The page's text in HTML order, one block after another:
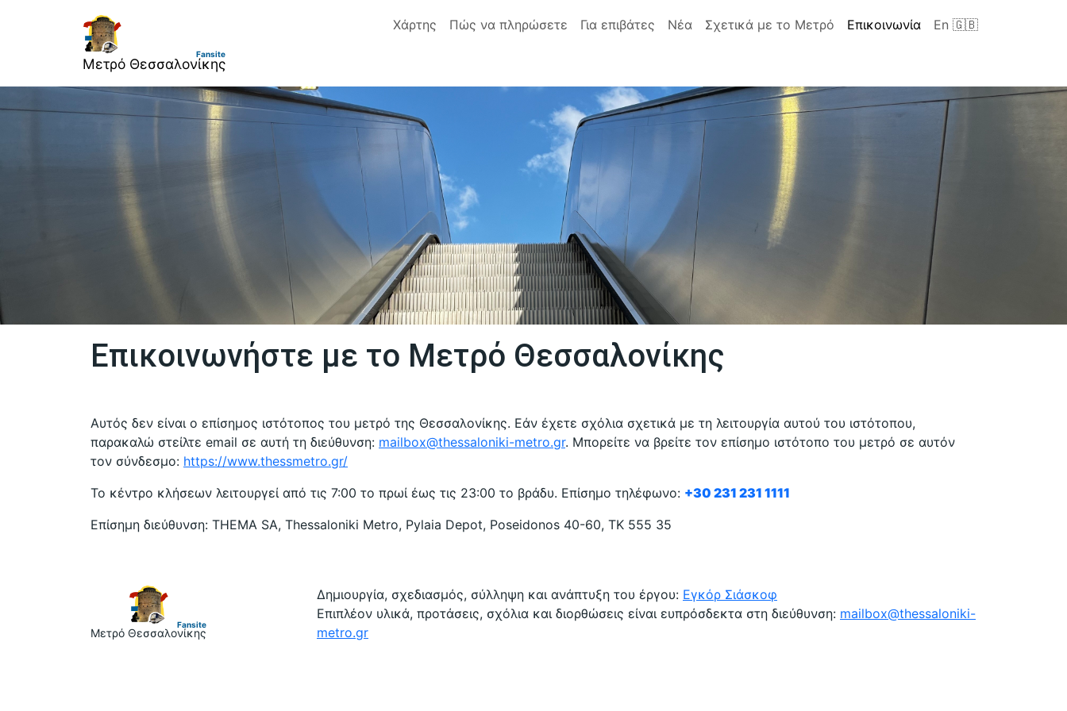
Μετρό Θεσσαλονίκης
Χάρτης Πώς να πληρώσετε Για επιβάτες Νέα Σχετικά με το Μετρό Επικοινωνία En 🇬🇧
Επικοινωνήστε με το Μετρό Θεσσαλονίκης
Αυτός δεν είναι ο επίσημος ιστότοπος του μετρό της Θεσσαλονίκης. Εάν έχετε σχόλια σχετικά με τη λειτουργία αυτού του ιστότοπου,
παρακαλώ στείλτε email σε αυτή τη διεύθυνση: mailbox@thessaloniki-metro.gr. Μπορείτε να βρείτε τον επίσημο ιστότοπο του μετρό σε αυτόν
τον σύνδεσμο: https://www.thessmetro.gr/
Το κέντρο κλήσεων λειτουργεί από τις 7:00 το πρωί έως τις 23:00 το βράδυ. Επίσημο τηλέφωνο: +30 231 231 1111
Επίσημη διεύθυνση: THEMA SA, Thessaloniki Metro, Pylaia Depot, Poseidonos 40-60, ΤΚ 555 35
Μετρό Θεσσαλονίκης
Δημιουργία, σχεδιασμός, σύλληψη και ανάπτυξη του έργου: Εγκόρ Σιάσκοφ
Επιπλέον υλικά, προτάσεις, σχόλια και διορθώσεις είναι ευπρόσδεκτα στη διεύθυνση: mailbox@thessaloniki-
metro.gr